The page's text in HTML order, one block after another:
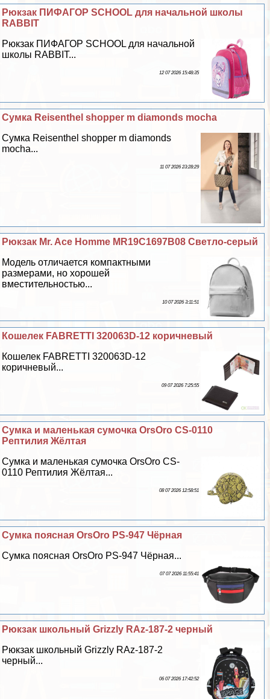
Рюкзак ПИФАГОР SCHOOL для начальной школы
RABBIT
Рюкзак ПИФАГОР SCHOOL для начальной
школы RABBIT...
12 07 2026 15:48:35
Сумка Reisenthel shopper m diamonds mocha
Сумка Reisenthel shopper m diamonds
mocha...
11 07 2026 23:28:29
Рюкзак Mr. Ace Homme MR19C1697B08 Светло-серый
Модель отличается компактными
размерами, но хорошей
вместительностью...
10 07 2026 3:11:51
Кошелек FABRETTI 320063D-12 коричневый
Кошелек FABRETTI 320063D-12
коричневый...
09 07 2026 7:25:55
Сумка и маленькая сумочка OrsOro CS-0110
Рептилия Жёлтая
Сумка и маленькая сумочка OrsOro CS-
0110 Рептилия Жёлтая...
08 07 2026 12:58:51
Сумка поясная OrsOro PS-947 Чёрная
Сумка поясная OrsOro PS-947 Чёрная...
07 07 2026 11:55:41
Рюкзак школьный Grizzly RAz-187-2 черный
Рюкзак школьный Grizzly RAz-187-2
черный...
06 07 2026 17:42:52